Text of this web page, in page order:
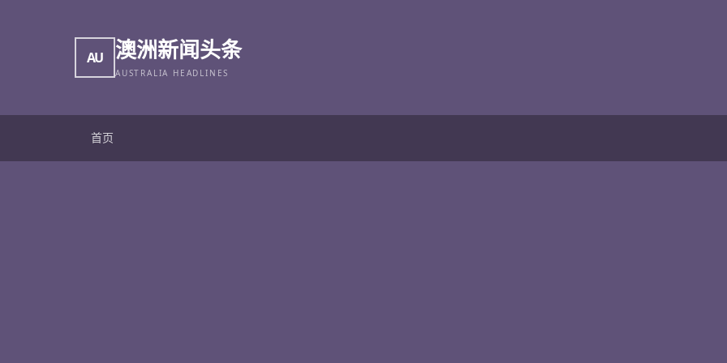
AU 澳洲新闻头条
AUSTRALIA HEADLINES
首页